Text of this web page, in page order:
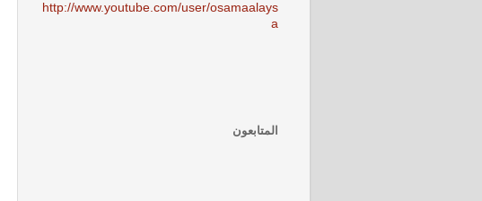
http://www.youtube.com/user/osamaalays
a
المتابعون